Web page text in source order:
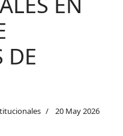
DE
20 May 2026